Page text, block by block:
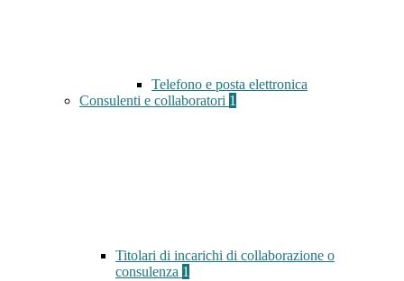
Telefono e posta elettronica
Consulenti e collaboratori 1
Titolari di incarichi di collaborazione o
consulenza 1